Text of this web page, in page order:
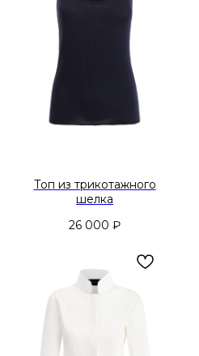
Топ из трикотажного
шелка
26 000 ₽